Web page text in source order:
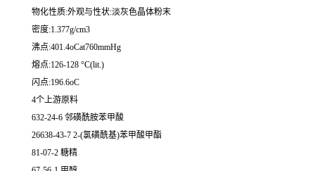
物化性质:外观与性状:淡灰色晶体粉末
密度:1.377g/cm3
沸点:401.4oCat760mmHg
熔点:126-128 °C(lit.)
闪点:196.6oC
4个上游原料
632-24-6 邻磺酰胺苯甲酸
26638-43-7 2-(氯磺酰基)苯甲酸甲酯
81-07-2 糖精